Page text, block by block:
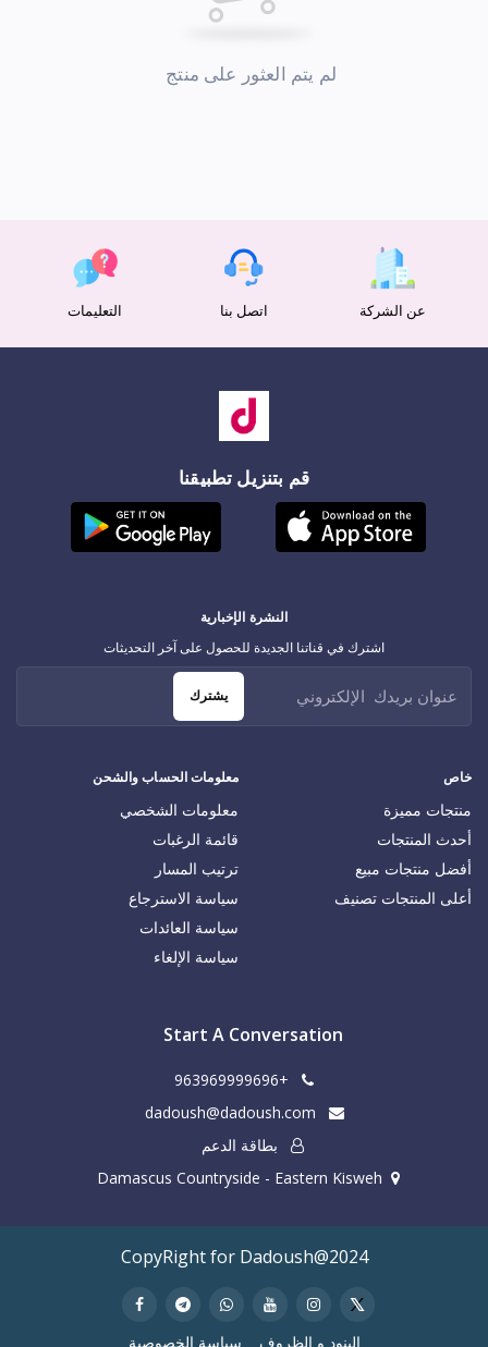
لم يتم العثور على منتج
عن الشركة اتصل بنا التعليمات
قم بتنزيل تطبيقنا
خاص
منتجات مميزة
أحدث المنتجات
أفضل منتجات مبيع
أعلى المنتجات تصنيف
معلومات الحساب والشحن
معلومات الشخصي
قائمة الرغبات
ترتيب المسار
سياسة الاسترجاع
سياسة العائدات
سياسة الإلغاء
النشرة الإخبارية
اشترك في قناتنا الجديدة للحصول على آخر التحديثات
يشترك
Start A Conversation
+963969999696
بطاقة الدعم
Damascus Countryside - Eastern Kisweh
CopyRight for Dadoush@2024
البنود و الظروف سياسة الخصوصية